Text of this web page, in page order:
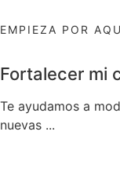
EMPIEZA POR
Fortalecer mi
Te ayudamos a
nuevas ...